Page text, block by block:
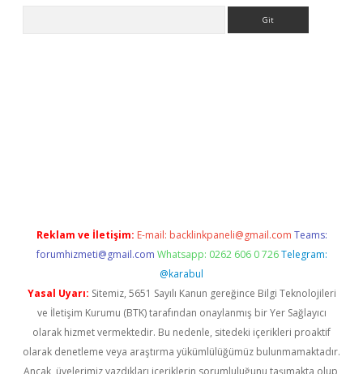
Reklam ve İletişim: E-mail: backlinkpaneli@gmail.com Teams:
forumhizmeti@gmail.com Whatsapp: 0262 606 0 726 Telegram:
@karabul
Yasal Uyarı: Sitemiz, 5651 Sayılı Kanun gereğince Bilgi Teknolojileri
ve İletişim Kurumu (BTK) tarafından onaylanmış bir Yer Sağlayıcı
olarak hizmet vermektedir. Bu nedenle, sitedeki içerikleri proaktif
olarak denetleme veya araştırma yükümlülüğümüz bulunmamaktadır.
Ancak, üyelerimiz yazdıkları içeriklerin sorumluluğunu taşımakta olup,